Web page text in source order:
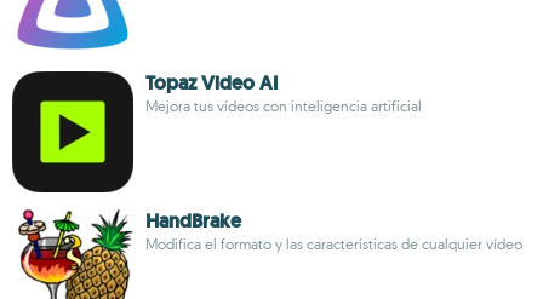
Topaz Video AI
Mejora tus vídeos con inteligencia artificial
HandBrake
Modifica el formato y las características de cualquier vídeo